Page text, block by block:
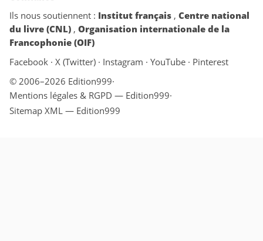
Ils nous soutiennent : Institut français , Centre national
du livre (CNL) , Organisation internationale de la
Francophonie (OIF)
Facebook · X (Twitter) · Instagram · YouTube · Pinterest
© 2006–2026 Edition999·
Mentions légales & RGPD — Edition999·
Sitemap XML — Edition999